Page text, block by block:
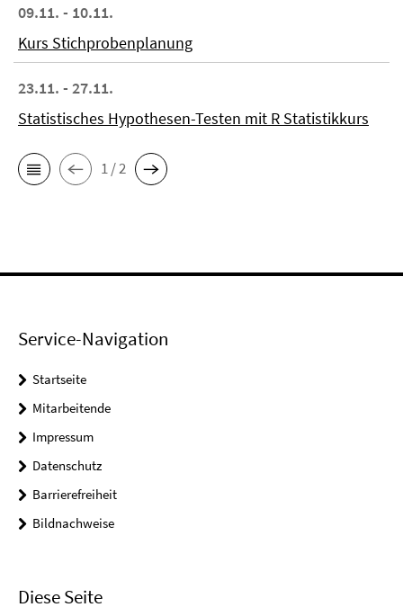
09.11. - 10.11.
Kurs Stichprobenplanung
23.11. - 27.11.
Statistisches Hypothesen-Testen mit R Statistikkurs
1 / 2
Service-Navigation
Startseite
Mitarbeitende
Impressum
Datenschutz
Barrierefreiheit
Bildnachweise
Diese Seite